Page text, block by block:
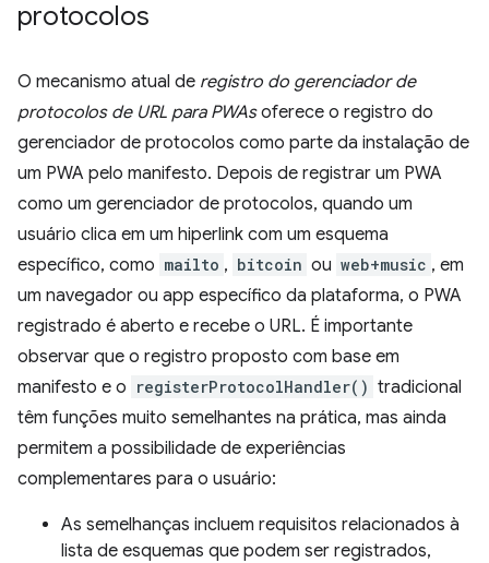
protocolos
O mecanismo atual de registro do gerenciador de
protocolos de URL para PWAsoferece o registro do
gerenciador de protocolos como parte da instalação de
um PWA pelo manifesto. Depois de registrar um PWA
como um gerenciador de protocolos, quando um
usuário clica em um hiperlink com um esquema
específico, como mailto , bitcoin ou web+music , em
um navegador ou app específico da plataforma, o PWA
registrado é aberto e recebe o URL. É importante
observar que o registro proposto com base em
manifesto e o registerProtocolHandler() tradicional
têm funções muito semelhantes na prática, mas ainda
permitem a possibilidade de experiências
complementares para o usuário:
As semelhanças incluem requisitos relacionados à
lista de esquemas que podem ser registrados,